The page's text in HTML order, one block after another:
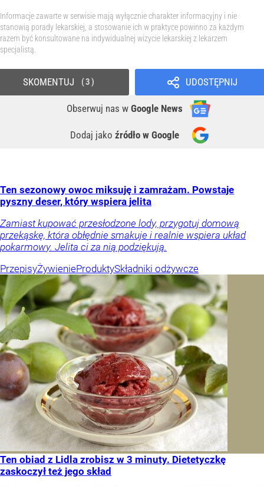
Informacje zawarte w serwisie mają wyłącznie charakter informacyjny i nie
stanowią porady lekarskiej, a stosowanie ich w praktyce powinno za każdym
razem być konsultowane na indywidualnej wizycie lekarskiej z lekarzem
specjalistą.
UDOSTĘPNIJ
Obserwuj nas w Google News
Dodaj jako źródło w Google
SKOMENTUJ 3
Ten sezonowy owoc miksuję i zamrażam. Powstaje
pyszny deser, który wspiera jelita
Zamiast kupować przesłodzone lody, przygotuj domową
przekąskę, która obłędnie smakuje i realnie wspiera układ
pokarmowy. Jelita ci za nią podziękują.
PrzepisyŻywienieProduktySkładniki odżywcze
Ten obiad z Lidla zrobisz w 3 minuty. Dietetyczkę
zaskoczył też jego skład